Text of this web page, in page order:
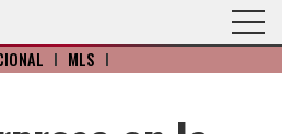
I MLS I